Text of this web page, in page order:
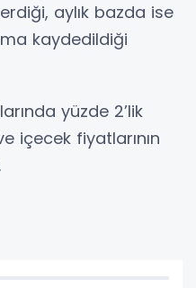
aylık bazda ise
kaydedildiği
yüzde 2’lik
içecek fiyatlarının